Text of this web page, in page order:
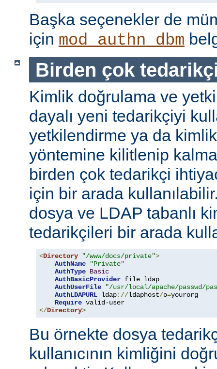
Başka seçenekler de
için mod_authn_dbm
Birden çok
Kimlik doğrulama ve
dayalı yeni tedarikçiyi
yetkilendirme ya da
yöntemine kilitlenip
birden çok tedarikçi
için bir arada
dosya ve LDAP tabanlı
tedarikçileri bir arada
<Directory "/www/docs/private">
AuthName
"Private"
AuthType Basic
AuthBasicProvider file ldap
AuthUserFile
"/usr/local/apache/passwd/
AuthLDAPURL ldap://ldaphost/o=yourorg
Require
</Directory>
Bu örnekte dosya
kullanıcının kimliğini